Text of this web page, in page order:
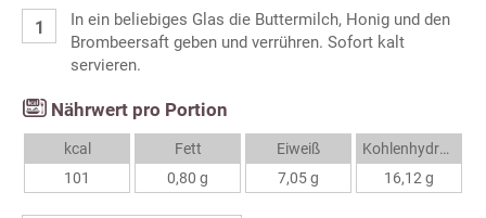
In ein beliebiges Glas die Buttermilch, Honig und den
Brombeersaft geben und verrühren. Sofort kalt
servieren.
Nährwert pro Portion
kcal
101
Fett
0,80 g
Eiweiß
7,05 g
Kohlenhydrate
16,12 g